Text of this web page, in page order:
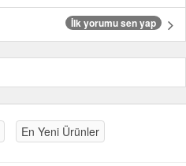
İlk yorumu sen yap
En Yeni Ürünler